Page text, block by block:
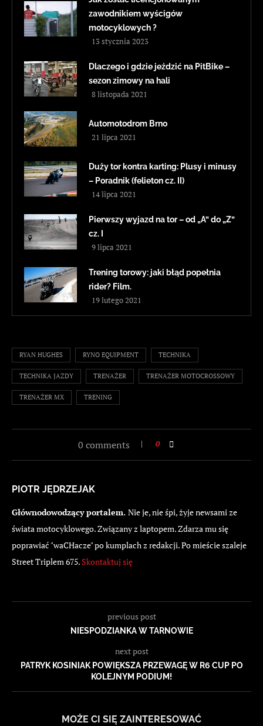
zawodnikiem wyścigów
motocyklowych ?
13 stycznia 2023
Dlaczego i gdzie jeździć na PitBike –
sezon zimowy na hali
8 listopada 2021
Automotodrom Brno
21 lipca 2021
Duży tor kontra karting: Plusy i minusy
– Poradnik (felieton cz. II)
14 lipca 2021
Pierwszy wyjazd na tor – od „A” do „Z”
cz. I
9 lipca 2021
Trening torowy: jaki błąd popełnia
rider? Film.
19 lutego 2021
RYAN HUGHES RYNO EQUIPMENT TECHNIKA
TECHNIKA JAZDY TRENAŻER TRENAŻER MOTOCROSSOWY
TRENAŻER MX TRENING
0 comments 0
PIOTR JĘDRZEJAK
Głównodowodzący portalem. Nie je, nie śpi, żyje newsami ze
świata motocyklowego. Związany z laptopem. Zdarza mu się
poprawiać "waCHacze" po kumplach z redakcji. Po mieście szaleje
Street Triplem 675. Skontaktuj się
previous post
NIESPODZIANKA W TARNOWIE
next post
PATRYK KOSINIAK POWIĘKSZA PRZEWAGĘ W R6 CUP PO
KOLEJNYM PODIUM!
MOŻE CI SIĘ ZAINTERESOWAĆ